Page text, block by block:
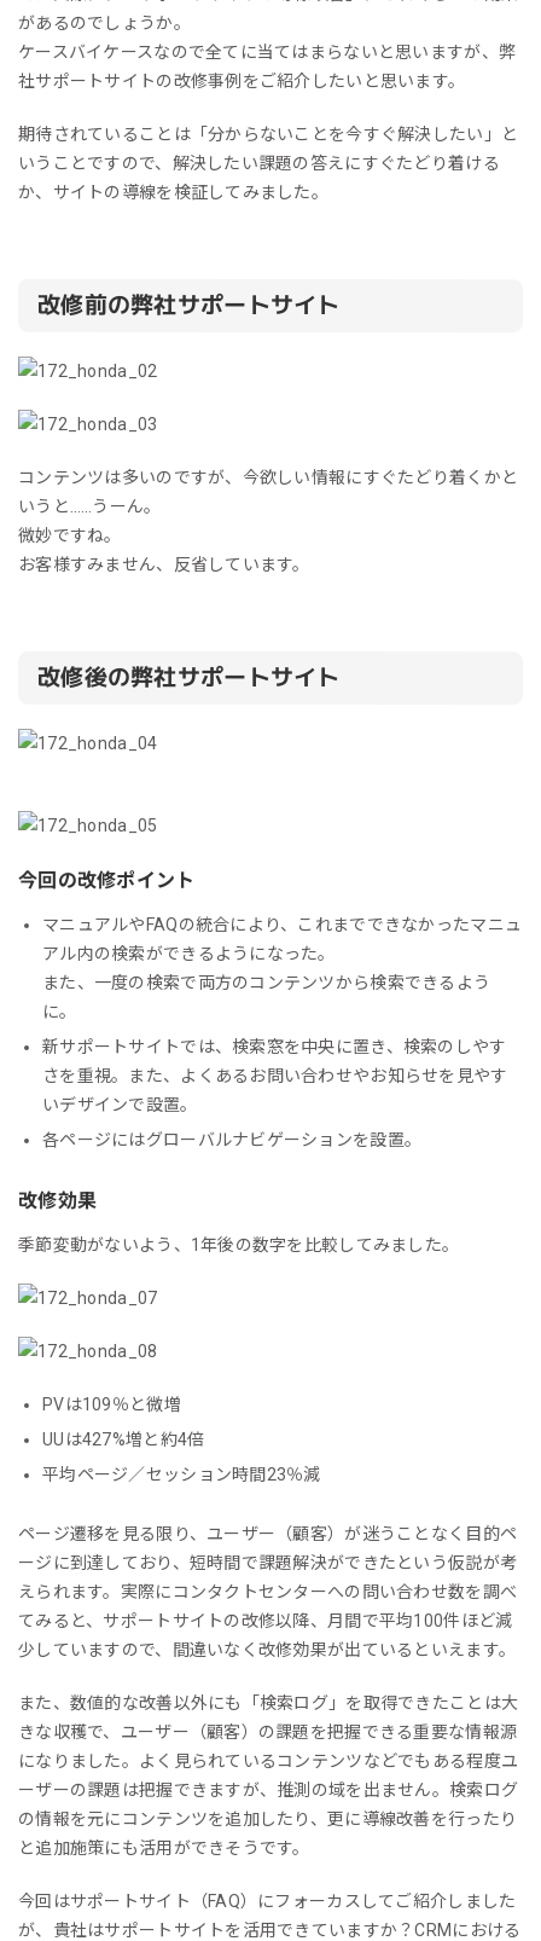
があるのでしょうか。
ケースバイケースなので全てに当てはまらないと思いますが、弊
社サポートサイトの改修事例をご紹介したいと思います。
期待されていることは「分からないことを今すぐ解決したい」と
いうことですので、解決したい課題の答えにすぐたどり着ける
か、サイトの導線を検証してみました。
改修前の弊社サポートサイト
コンテンツは多いのですが、今欲しい情報にすぐたどり着くかと
いうと……うーん。
微妙ですね。
お客様すみません、反省しています。
改修後の弊社サポートサイト
今回の改修ポイント
マニュアルやFAQの統合により、これまでできなかったマニュ
アル内の検索ができるようになった。
また、一度の検索で両方のコンテンツから検索できるよう
に。
新サポートサイトでは、検索窓を中央に置き、検索のしやす
さを重視。また、よくあるお問い合わせやお知らせを見やす
いデザインで設置。
各ページにはグローバルナビゲーションを設置。
改修効果
季節変動がないよう、1年後の数字を比較してみました。
PVは109％と微増
UUは427%増と約4倍
平均ページ／セッション時間23％減
ページ遷移を見る限り、ユーザー（顧客）が迷うことなく目的ペ
ージに到達しており、短時間で課題解決ができたという仮説が考
えられます。実際にコンタクトセンターへの問い合わせ数を調べ
てみると、サポートサイトの改修以降、月間で平均100件ほど減
少していますので、間違いなく改修効果が出ているといえます。
また、数値的な改善以外にも「検索ログ」を取得できたことは大
きな収穫で、ユーザー（顧客）の課題を把握できる重要な情報源
になりました。よく見られているコンテンツなどでもある程度ユ
ーザーの課題は把握できますが、推測の域を出ません。検索ログ
の情報を元にコンテンツを追加したり、更に導線改善を行ったり
と追加施策にも活用ができそうです。
今回はサポートサイト（FAQ）にフォーカスしてご紹介しました
が、貴社はサポートサイトを活用できていますか？CRMにおける